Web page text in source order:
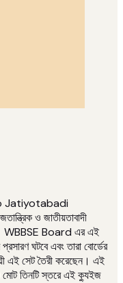
o Jatiyotabadi
ও জাতীয়তাবাদী
WBBSE Board এর এই
ঘটবে এবং তারা বোর্ডের
এই সেট তৈরী করেছেন। এই
মোট তিনটি স্তরে এই ক্যুইজ